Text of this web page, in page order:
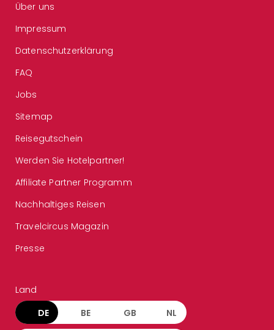
Über uns
Impressum
Datenschutzerklärung
FAQ
Jobs
Sitemap
Reisegutschein
Werden Sie Hotelpartner!
Affiliate Partner Programm
Nachhaltiges Reisen
Travelcircus Magazin
Presse
Land
DE BE GB NL